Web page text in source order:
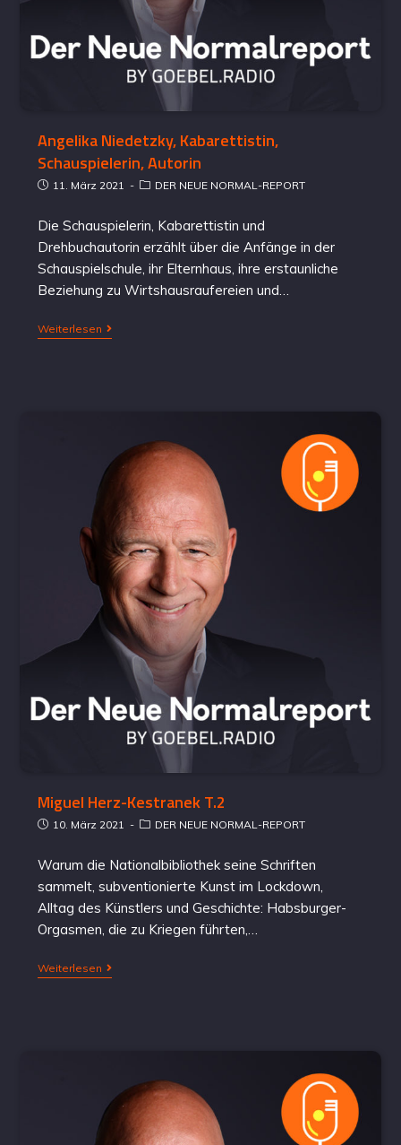
Angelika Niedetzky, Kabarettistin,
Schauspielerin, Autorin
11. März 2021 DER NEUE NORMAL-REPORT
Die Schauspielerin, Kabarettistin und
Drehbuchautorin erzählt über die Anfänge in der
Schauspielschule, ihr Elternhaus, ihre erstaunliche
Beziehung zu Wirtshausraufereien und…
Weiterlesen
Miguel Herz-Kestranek T.2
10. März 2021 DER NEUE NORMAL-REPORT
Warum die Nationalbibliothek seine Schriften
sammelt, subventionierte Kunst im Lockdown,
Alltag des Künstlers und Geschichte: Habsburger-
Orgasmen, die zu Kriegen führten,…
Weiterlesen